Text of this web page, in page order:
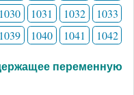
1030 1031 1032
1033
1039 1040 1041 1042
переменную